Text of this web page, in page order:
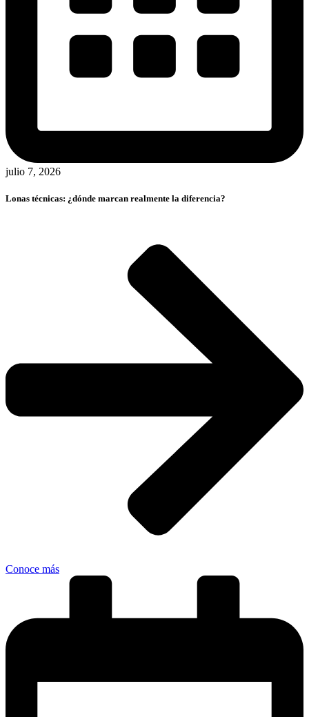
julio 7, 2026
Lonas técnicas: ¿dónde marcan realmente la diferencia?
Conoce más